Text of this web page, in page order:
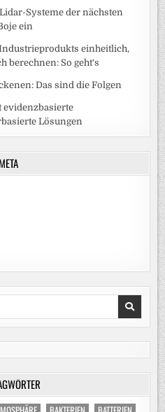
Systeme der nächsten
ein
einheitlich,
So geht‘s
Das sind die Folgen
evidenzbasierte
Lösungen
META